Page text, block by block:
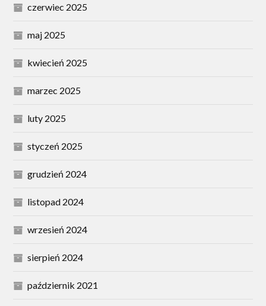
czerwiec 2025
maj 2025
kwiecień 2025
marzec 2025
luty 2025
styczeń 2025
grudzień 2024
listopad 2024
wrzesień 2024
sierpień 2024
październik 2021